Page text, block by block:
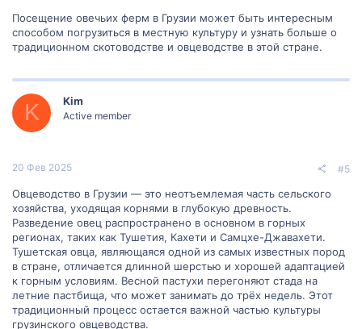
Посещение овечьих ферм в Грузии может быть интересным
способом погрузиться в местную культуру и узнать больше о
традиционном скотоводстве и овцеводстве в этой стране.
K Kim
Active member
20 Фев 2025 #5
Овцеводство в Грузии — это неотъемлемая часть сельского
хозяйства, уходящая корнями в глубокую древность.
Разведение овец распространено в основном в горных
регионах, таких как Тушетия, Кахети и Самцхе-Джавахети.
Тушетская овца, являющаяся одной из самых известных пород
в стране, отличается длинной шерстью и хорошей адаптацией
к горным условиям. Весной пастухи перегоняют стада на
летние пастбища, что может занимать до трёх недель. Этот
традиционный процесс остается важной частью культуры
грузинского овцеводства.